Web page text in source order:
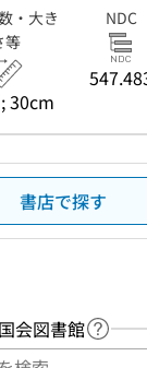
・大き
等
30cm
NDC
書店で探す
会図書館 ヘル